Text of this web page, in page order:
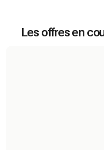
Les offres en